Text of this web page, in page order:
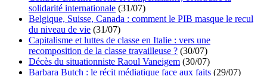
solidarité internationale (31/07)
Belgique, Suisse, Canada : comment le PIB masque le recul
du niveau de vie (31/07)
Capitalisme et luttes de classe en Italie : vers une
recomposition de la classe travailleuse ? (30/07)
Décès du situationniste Raoul Vaneigem (30/07)
Barbara Butch : le récit médiatique face aux faits (29/07)